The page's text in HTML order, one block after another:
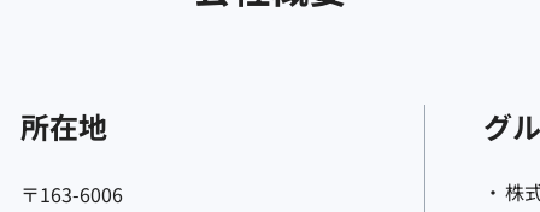
所在地
〒163-6006
グ
株